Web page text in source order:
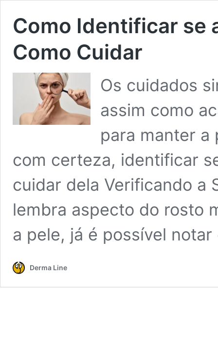
Como Identificar se
Como Cuidar
Os cuidados
assim como
para manter a
com certeza, identificar
cuidar dela Verificando a
lembra aspecto do rosto
a pele, já é possível
Derma Line